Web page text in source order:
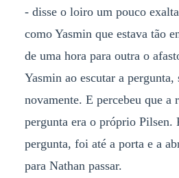
- disse o loiro um pouco
como Yasmin que estava tão
de uma hora para outra o
Yasmin ao escutar a
novamente. E percebeu que a
pergunta era o próprio Pilsen.
pergunta, foi até a porta e a
para Nathan passar.